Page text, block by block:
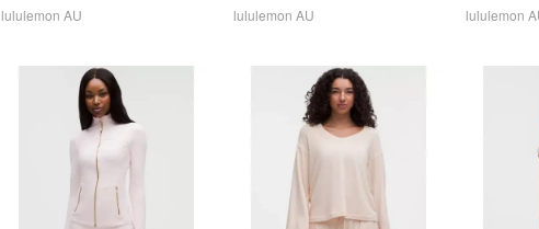
lululemon AU lululemon AU lululemon